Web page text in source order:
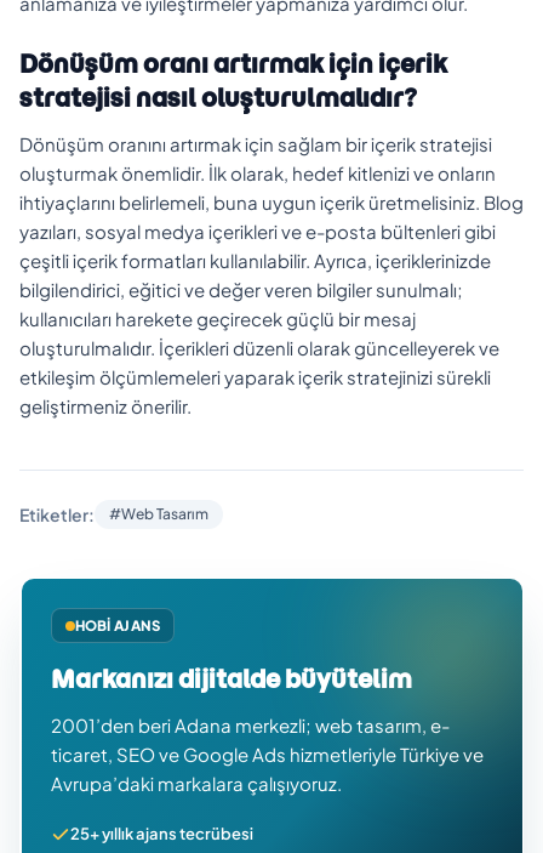
Dönüşüm oranı artırmak için içerik
stratejisi nasıl oluşturulmalıdır?
Dönüşüm oranını artırmak için sağlam bir içerik stratejisi
oluşturmak önemlidir. İlk olarak, hedef kitlenizi ve onların
ihtiyaçlarını belirlemeli, buna uygun içerik üretmelisiniz. Blog
yazıları, sosyal medya içerikleri ve e-posta bültenleri gibi
çeşitli içerik formatları kullanılabilir. Ayrıca, içeriklerinizde
bilgilendirici, eğitici ve değer veren bilgiler sunulmalı;
kullanıcıları harekete geçirecek güçlü bir mesaj
oluşturulmalıdır. İçerikleri düzenli olarak güncelleyerek ve
etkileşim ölçümlemeleri yaparak içerik stratejinizi sürekli
geliştirmeniz önerilir.
Etiketler: #Web Tasarım
HOBI AJANS
Markanızı dijitalde büyütelim
2001’den beri Adana merkezli; web tasarım, e-
ticaret, SEO ve Google Ads hizmetleriyle Türkiye ve
Avrupa’daki markalara çalışıyoruz.
25+ yıllık ajans tecrübesi